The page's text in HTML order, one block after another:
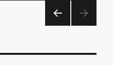
című
bejegyzéshez
AL